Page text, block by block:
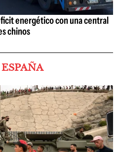
energético con una central
chinos